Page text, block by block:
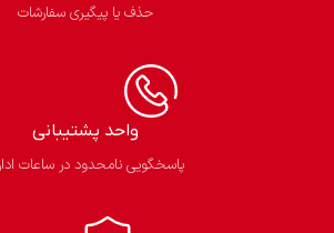
حذف یا پیگیری سفارشات
واحد پشتیبانی
پاسخگویی نامحدود در ساعات